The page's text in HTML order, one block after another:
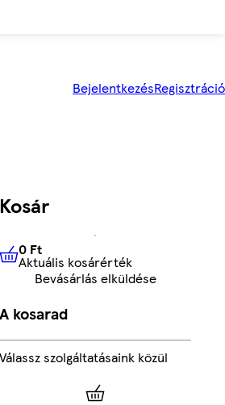
BejelentkezésRegisztráció
Kosár
0 FtAktuális kosárérték
0 Ft
Aktuális kosárérték
Bevásárlás elküldése
A kosarad
Válassz szolgáltatásaink közül